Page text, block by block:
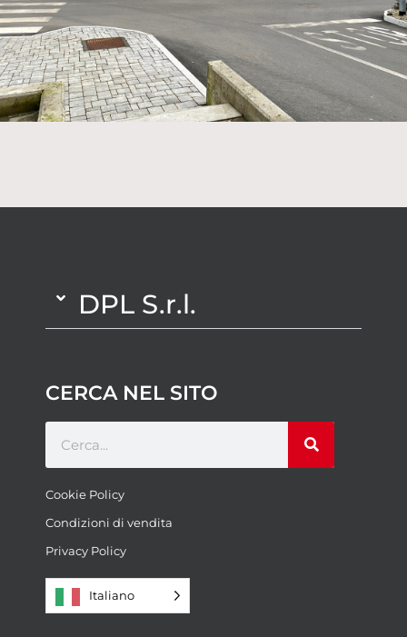
DPL S.r.l.
CERCA NEL SITO
Cookie Policy
Condizioni di vendita
Privacy Policy
Italiano